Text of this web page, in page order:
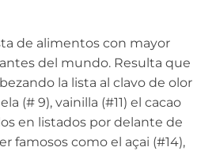
de alimentos con mayor
del mundo. Resulta que
la lista al clavo de olor
(# 9), vainilla (#11) el cacao
en listados por delante de
famosos como el açai (#14),